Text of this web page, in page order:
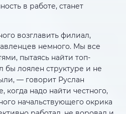
в работе, станет
возглавить филиал,
немного. Мы все
пытаясь найти топ-
лоялен структуре и не
— говорит Руслан
надо найти честного,
начальствующего окрика